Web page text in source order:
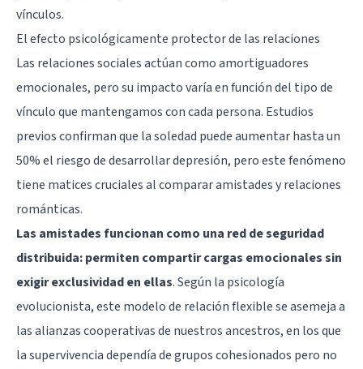
vínculos.
El efecto psicológicamente protector de las relaciones
Las relaciones sociales actúan como amortiguadores
emocionales, pero su impacto varía en función del tipo de
vínculo que mantengamos con cada persona. Estudios
previos confirman que la soledad puede aumentar hasta un
50% el riesgo de desarrollar depresión, pero este fenómeno
tiene matices cruciales al comparar amistades y relaciones
románticas.
Las amistades funcionan como una red de seguridad
distribuida: permiten compartir cargas emocionales sin
exigir exclusividad en ellas. Según la psicología
evolucionista, este modelo de relación flexible se asemeja a
las alianzas cooperativas de nuestros ancestros, en los que
la supervivencia dependía de grupos cohesionados pero no